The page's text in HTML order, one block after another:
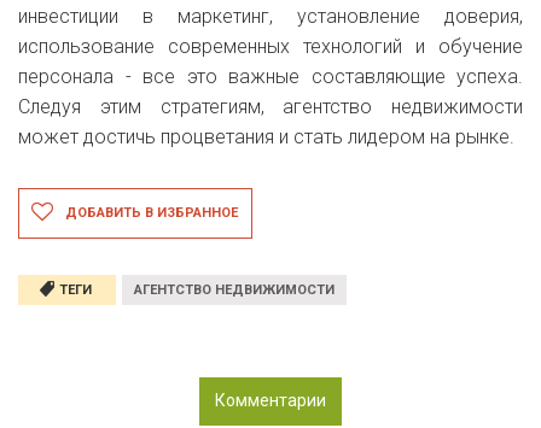
инвестиции в маркетинг, установление доверия,
использование современных технологий и обучение
персонала - все это важные составляющие успеха.
Следуя этим стратегиям, агентство недвижимости
может достичь процветания и стать лидером на рынке.
ДОБАВИТЬ В ИЗБРАННОЕ
ТЕГИ АГЕНТСТВО НЕДВИЖИМОСТИ
Комментарии